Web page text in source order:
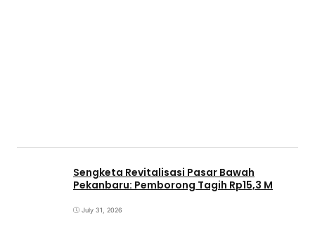
Sengketa Revitalisasi Pasar Bawah
Pekanbaru: Pemborong Tagih Rp15,3 M
July 31, 2026